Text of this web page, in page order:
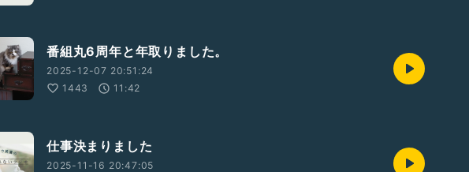
番組丸6周年と年取りました。
2025-12-07 20:51:24
1443
11:42
仕事決まりました
2025-11-16 20:47:05